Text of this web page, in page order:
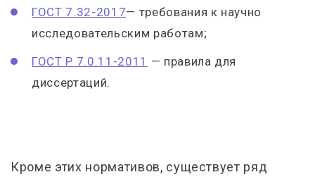
ГОСТ 7.32-2017— требования к научно
исследовательским работам;
ГОСТ Р 7.0.11-2011 — правила для
диссертаций.
Кроме этих нормативов, существует ряд